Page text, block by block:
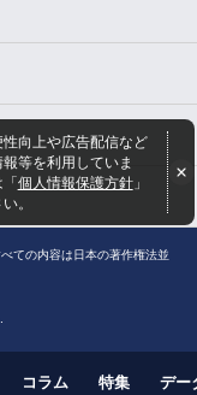
向上や広告配信など
等を利用していま
「個人情報保護方針」
。
ての内容は日本の著作権法並
コラム 特集 デー